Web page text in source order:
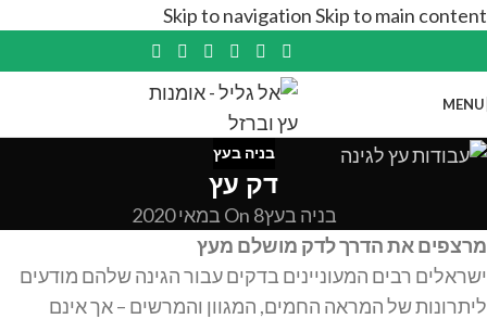
Skip to navigationSkip to main content
MENU
בניה בעץ
דק עץ
בניה בעץOn 8 במאי 2020
מרצפים את הדרך לדק מושלם מעץ
ישראלים רבים המעוניינים בדקים עבור הגינה שלהם מודעים
ליתרונות של המראה החמים, המגוון והמרשים – אך אינם